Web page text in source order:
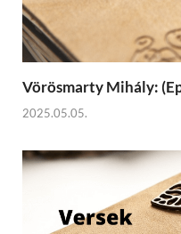
Vörösmarty Mihály:
2025.05.05.